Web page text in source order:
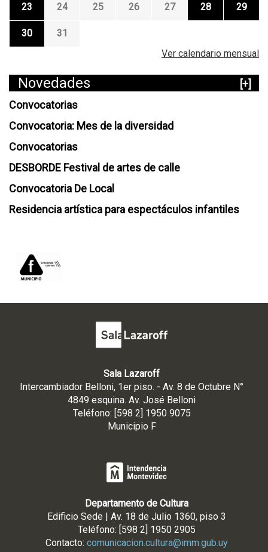
23 24 25 26 27 28 29
30
31
Ver calendario mensual
Novedades
[+]
Convocatorias
Convocatoria: Mes de la diversidad
Convocatorias
DESBORDE Festival de artes de calle
Convocatoria De Local
Residencia artística para espectáculos infantiles
Sala Lazaroff
Intercambiador Belloni, 1er piso. - Av. 8 de Octubre N°
4849 esquina. Av. José Belloni
Teléfono: [598 2] 1950 9075
Municipio F
Departamento de Cultura
Edificio Sede | Av. 18 de Julio 1360, piso 3
Teléfono: [598 2] 1950 2905
Contacto: comunicacion.cultura@imm.gub.uy